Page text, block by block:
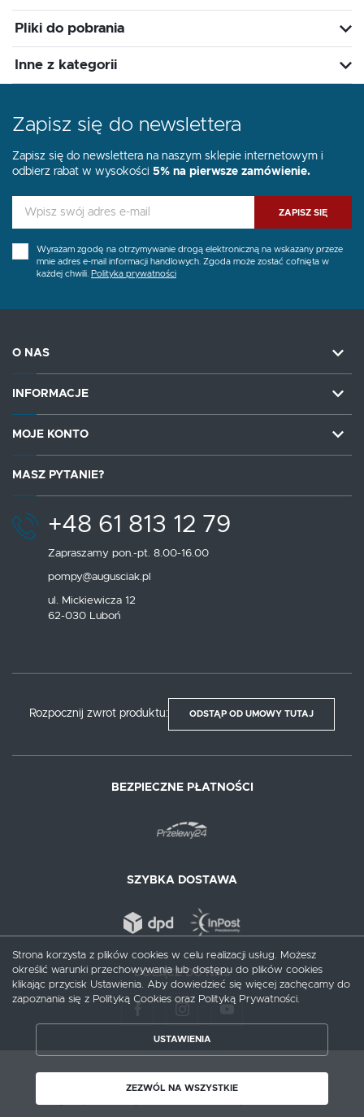
Pliki do pobrania
Inne z kategorii
Zapisz się do newslettera
Zapisz się do newslettera na naszym sklepie internetowym i
odbierz rabat w wysokości 5% na pierwsze zamówienie.
ZAPISZ SIĘ
Wyrażam zgodę na otrzymywanie drogą elektroniczną na wskazany przeze
mnie adres e-mail informacji handlowych. Zgoda może zostać cofnięta w
każdej chwili. Polityka prywatności
O NAS
INFORMACJE
MOJE KONTO
MASZ PYTANIE?
+48 61 813 12 79
Zapraszamy pon.-pt. 8.00-16.00
pompy@augusciak.pl
ul. Mickiewicza 12
62-030 Luboń
Rozpocznij zwrot produktu: ODSTĄP OD UMOWY TUTAJ
BEZPIECZNE PŁATNOŚCI
SZYBKA DOSTAWA
DOŁĄCZ DO NAS
Copyright by augusciak.pl
Strona korzysta z plików cookies w celu realizacji usług. Możesz
określić warunki przechowywania lub dostępu do plików cookies
klikając przycisk Ustawienia. Aby dowiedzieć się więcej zachęcamy do
zapoznania się z Polityką Cookies oraz Polityką Prywatności.
USTAWIENIA
ZEZWÓL NA WSZYSTKIE
ZEZWÓL NA WSZYSTKIE